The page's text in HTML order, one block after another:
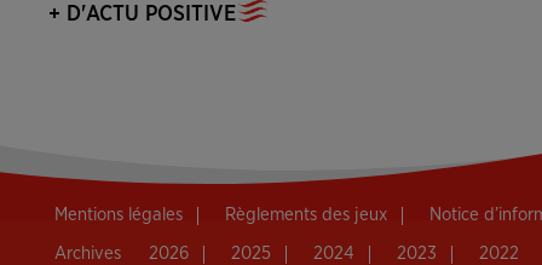
+ D'ACTU POSITIVE
Mentions légales Règlements des jeux Notice
Archives 2026 2025 2024 2023 2022